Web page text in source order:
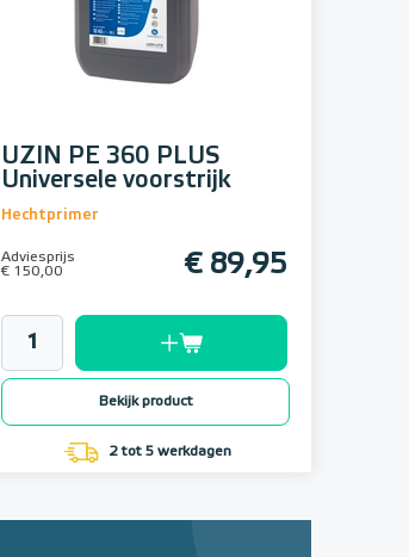
UZIN PE 360 PLUS
Universele voorstrijk
Hechtprimer
Adviesprijs
€ 150,00
€ 89,95
Bekijk product
2 tot 5 werkdagen